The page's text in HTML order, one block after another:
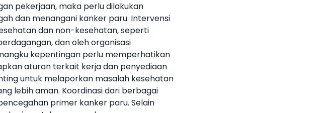
pekerjaan, maka perlu dilakukan
dan menangani kanker paru. Intervensi
dan non-kesehatan, seperti
dan oleh organisasi
kepentingan perlu memperhatikan
aturan terkait kerja dan penyediaan
untuk melaporkan masalah kesehatan
lebih aman. Koordinasi dari berbagai
primer kanker paru. Selain